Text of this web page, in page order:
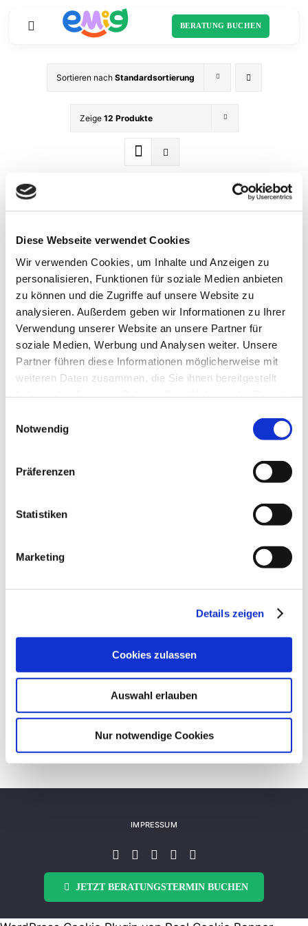
Diese Webseite verwendet Cookies
Wir verwenden Cookies, um Inhalte und Anzeigen zu
personalisieren, Funktionen für soziale Medien anbieten
zu können und die Zugriffe auf unsere Website zu
analysieren. Außerdem geben wir Informationen zu Ihrer
Verwendung unserer Website an unsere Partner für
soziale Medien, Werbung und Analysen weiter. Unsere
Partner führen diese Informationen möglicherweise mit
weiteren Daten zusammen, die Sie ihnen bereitgestellt
Notwendig
Präferenzen
Statistiken
Marketing
Details zeigen
Cookies zulassen
Auswahl erlauben
Nur notwendige Cookies
Inhalt
BERATUNG BUCHEN
Toggle
Startseite
Sortiment
Über uns
Schulliste
Sortieren nach Standardsortierung
Zeige 12 Produkte
DrüBär“
Ergobag Pack Set „LiBäro“
Details
IMPRESSUM
JETZT BERATUNGSTERMIN BUCHEN